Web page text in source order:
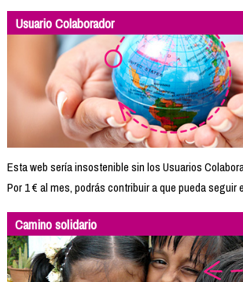
Usuario Colaborador
Esta web sería insostenible sin los Usuarios
Por 1 € al mes, podrás contribuir a que pueda seguir
Camino solidario